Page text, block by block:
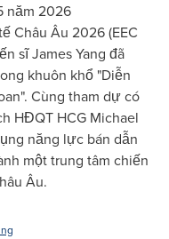
năm 2026
Châu Âu 2026 (EEC
sĩ James Yang đã
khuôn khổ "Diễn
Cùng tham dự có
HĐQT HCG Michael
năng lực bán dẫn
một trung tâm chiến
Âu.